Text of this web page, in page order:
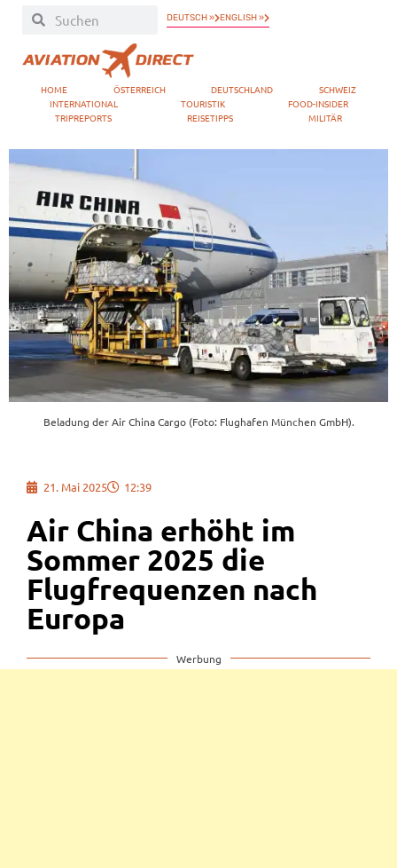
DEUTSCH » ENGLISH »
HOME ÖSTERREICH DEUTSCHLAND
SCHWEIZ
INTERNATIONAL
TOURISTIK
FOOD-INSIDER
TRIPREPORTS
REISETIPPS MILITÄR
Beladung der Air China Cargo (Foto: Flughafen München GmbH).
21. Mai 2025 12:39
Air China erhöht im
Sommer 2025 die
Flugfrequenzen nach
Europa
Werbung